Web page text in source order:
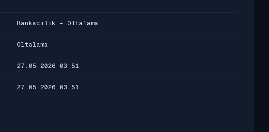
Bankacılık - Oltalama
Oltalama
27.05.2026 03:51
27.05.2026 03:51